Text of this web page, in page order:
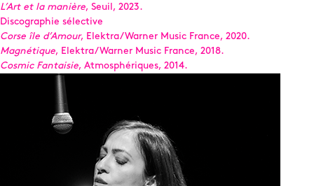
L’Art et la manière, Seuil, 2023.
Discographie sélective
Corse île d’Amour, Elektra/Warner Music France, 2020.
Magnétique, Elektra/Warner Music France, 2018.
Cosmic Fantaisie, Atmosphériques, 2014.